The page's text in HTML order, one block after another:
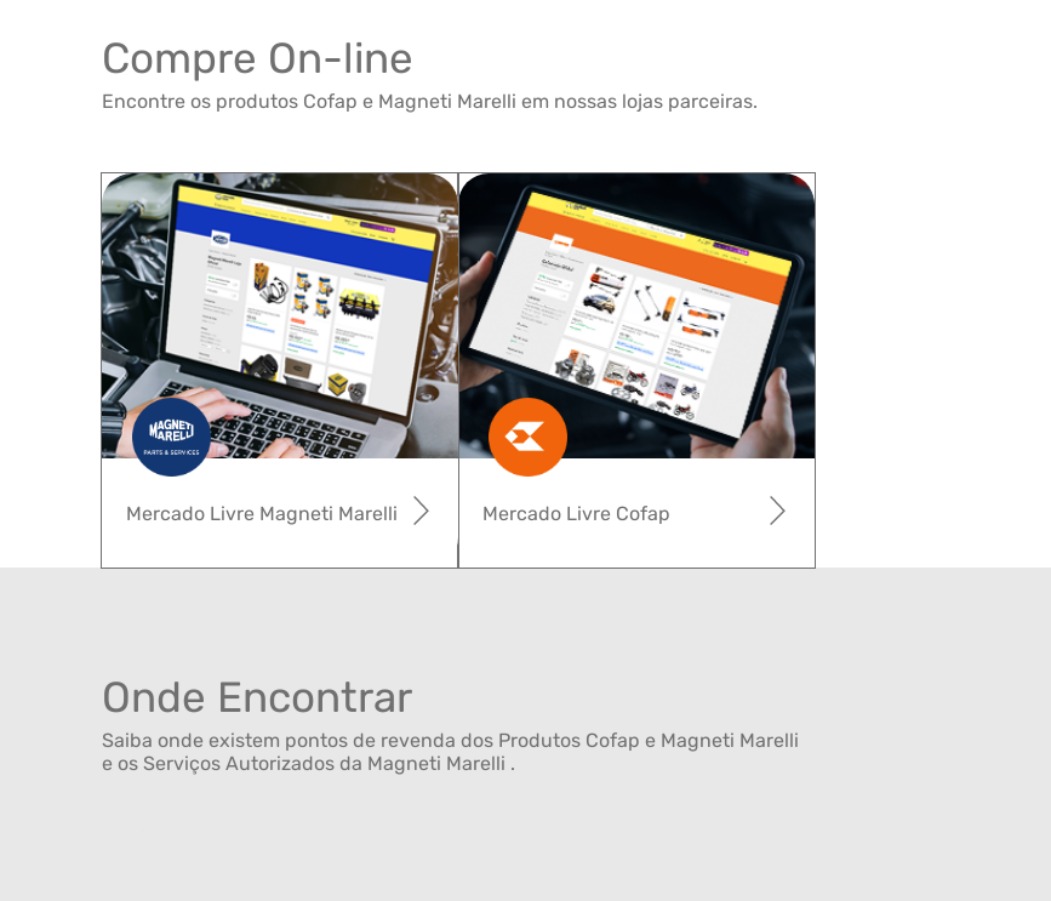
Compre On-line
Encontre os produtos Cofap e Magneti Marelli em nossas lojas parceiras.
Mercado Livre Cofap
Mercado Livre Magneti Marelli
Onde Encontrar
Saiba onde existem pontos de revenda dos Produtos Cofap e Magneti Marelli
e os Serviços Autorizados da Magneti Marelli .